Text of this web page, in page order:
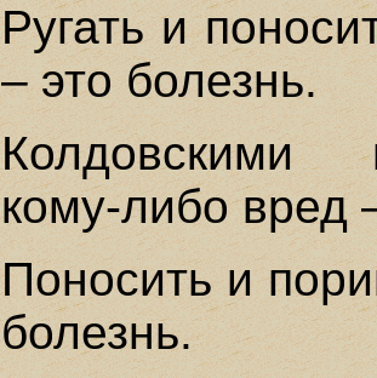
Ругать и
– это болезнь.
Колдовскими
кому-либо вред
Поносить и
болезнь.